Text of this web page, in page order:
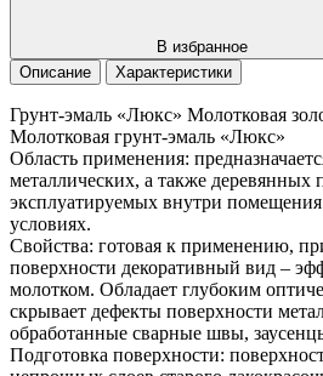
В избранное
Описание
Характеристики
Грунт-эмаль «Люкс» Молотковая
Молотковая грунт-эмаль «Люкс»
Область применения:
металлических, а также деревянных
эксплуатируемых внутри
условиях.
Свойства: готовая к применению,
поверхности декоративный вид –
молотком. Обладает глубоким
скрывает дефекты поверхности
обработанные сварные швы,
Подготовка поверхности: